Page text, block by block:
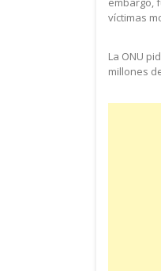
víctimas
La ONU
millones